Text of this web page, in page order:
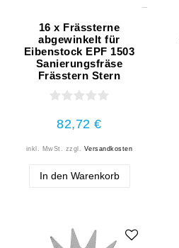
16 x Frässterne
abgewinkelt für
Eibenstock EPF 1503
Sanierungsfräse
Frässtern Stern
82,72 €
inkl. MwSt. zzgl. Versandkosten
In den Warenkorb